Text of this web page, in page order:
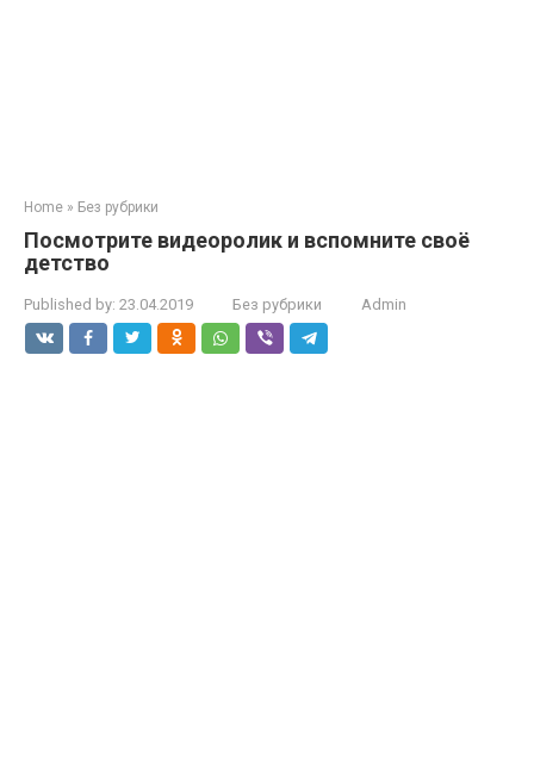
Home » Без рубрики
Посмотрите видеоролик и вспомните своё
детство
Published by: 23.04.2019 Без рубрики Admin